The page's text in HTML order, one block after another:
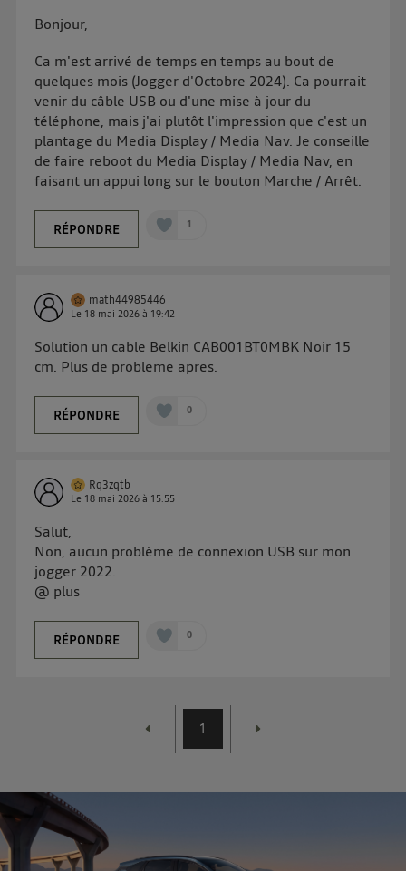
Bonjour,
Ca m'est arrivé de temps en temps au bout de
quelques mois (Jogger d'Octobre 2024). Ca pourrait
venir du câble USB ou d'une mise à jour du
téléphone, mais j'ai plutôt l'impression que c'est un
plantage du Media Display / Media Nav. Je conseille
de faire reboot du Media Display / Media Nav, en
faisant un appui long sur le bouton Marche / Arrêt.
RÉPONDRE 1
math44985446
Le 18 mai 2026 à 19:42
Solution un cable Belkin CAB001BT0MBK Noir 15
cm. Plus de probleme apres.
RÉPONDRE 0
Rq3zqtb
Le 18 mai 2026 à 15:55
Salut,
Non, aucun problème de connexion USB sur mon
jogger 2022.
@ plus
RÉPONDRE 0
1
uniquement sur la navigation de l'utilisateur du mobile.
Vous pouvez à tout moment retirer ce consentement
surle portail d’Utiq("
") ou via la page
« gérer Utiq » en bas de ce site. Pour plus
d'informations, veuillez consulterla Politique
d'information sur les données personnelles
d'Utiq.